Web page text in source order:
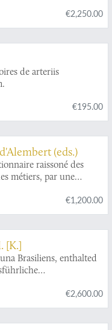
opgehelderd
door den
€2,250.00
de arteriis
€195.00
(eds.)
raissoné des
métiers, par une
des planches, sur les
Avec leur
€1,200.00
[K.]
Brasiliens, enthalted
Mit XXXII Tafeln.€2,600.00